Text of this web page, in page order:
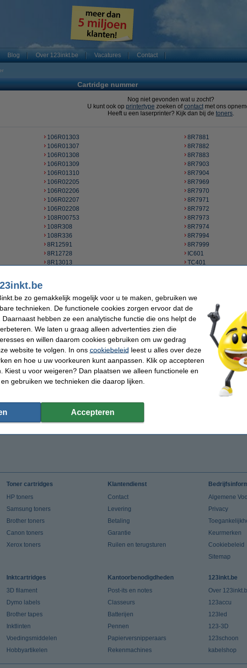
Blog Over 123inkt.be Vacatures Contact
Cartridge nummer
Nog niet gevonden wat u zocht?
U kunt ook op printertype zoeken ofcontactmet ons
Heeft u een laserprinter? Kijk dan bij de toners.
106R01303
106R01307
106R01308
106R01309
106R01310
106R02205
106R02206
106R02207
106R02208
108R00753
108R308
108R336
8R12591
8R12728
8R13013
8R7662
8R7663
8R7880
8R7881
8R7882
8R7883
8R7903
8R7904
8R7969
8R7970
8R7971
8R7972
8R7973
8R7974
8R7994
8R7999
IC601
TC401
Y102
Y103
Bestel Xerox inktpatronen goedkoop online
of fax bent u 123inkt.be aan het juiste adres. Selecteer het cartridgenummer om
kunt u ook op Xerox printer typezoeken.
voor uw inkjetprinter ontvangt u als 123inkt-klant de laagsteprijsgarantie. Voor
voor Xerox printers. Hiermee bespaart u nog meer op uw printkosten! Welk
alle kantoorartikelen (balpennen, opbergartikelen,etiketten
etc.) meebestellen. Ook deze
u uw bestelling morgen al thuis.
u graag als u nog hulp nodig heeft bij het bestellen.
Toner cartridges
HP toners
Samsung toners
Brother toners
Canon toners
Xerox toners
Klantendienst
Contact
Levering
Betaling
Garantie
Ruilen en terugsturen
Algemene
Privacy
Keurmerken
Cookiebeleid
Sitemap
Inktcartridges
3D filament
Dymo labels
Brother tapes
Inktlinten
Voedingsmiddelen
Hobbyartikelen
Kantoorbenodigdheden
Post-its en notes
Classeurs
Batterijen
Pennen
Papierversnipperaars
Rekenmachines
123inkt.be
Over
123accu
123led
123-3D
123schoon
kabelshop
zo gemakkelijk mogelijk voor u te maken, gebruiken we
technieken. De functionele cookies zorgen ervoor dat de
hebben ze een analytische functie die ons helpt de
We laten u graag alleen advertenties zien die
en willen daarom cookies gebruiken om uw gedrag
website te volgen. In ons cookiebeleid leest u alles over deze
en hoe u uw voorkeuren kunt aanpassen. Klik op accepteren
Kiest u voor weigeren? Dan plaatsen we alleen functionele en
gebruiken we technieken die daarop lijken.
Accepteren